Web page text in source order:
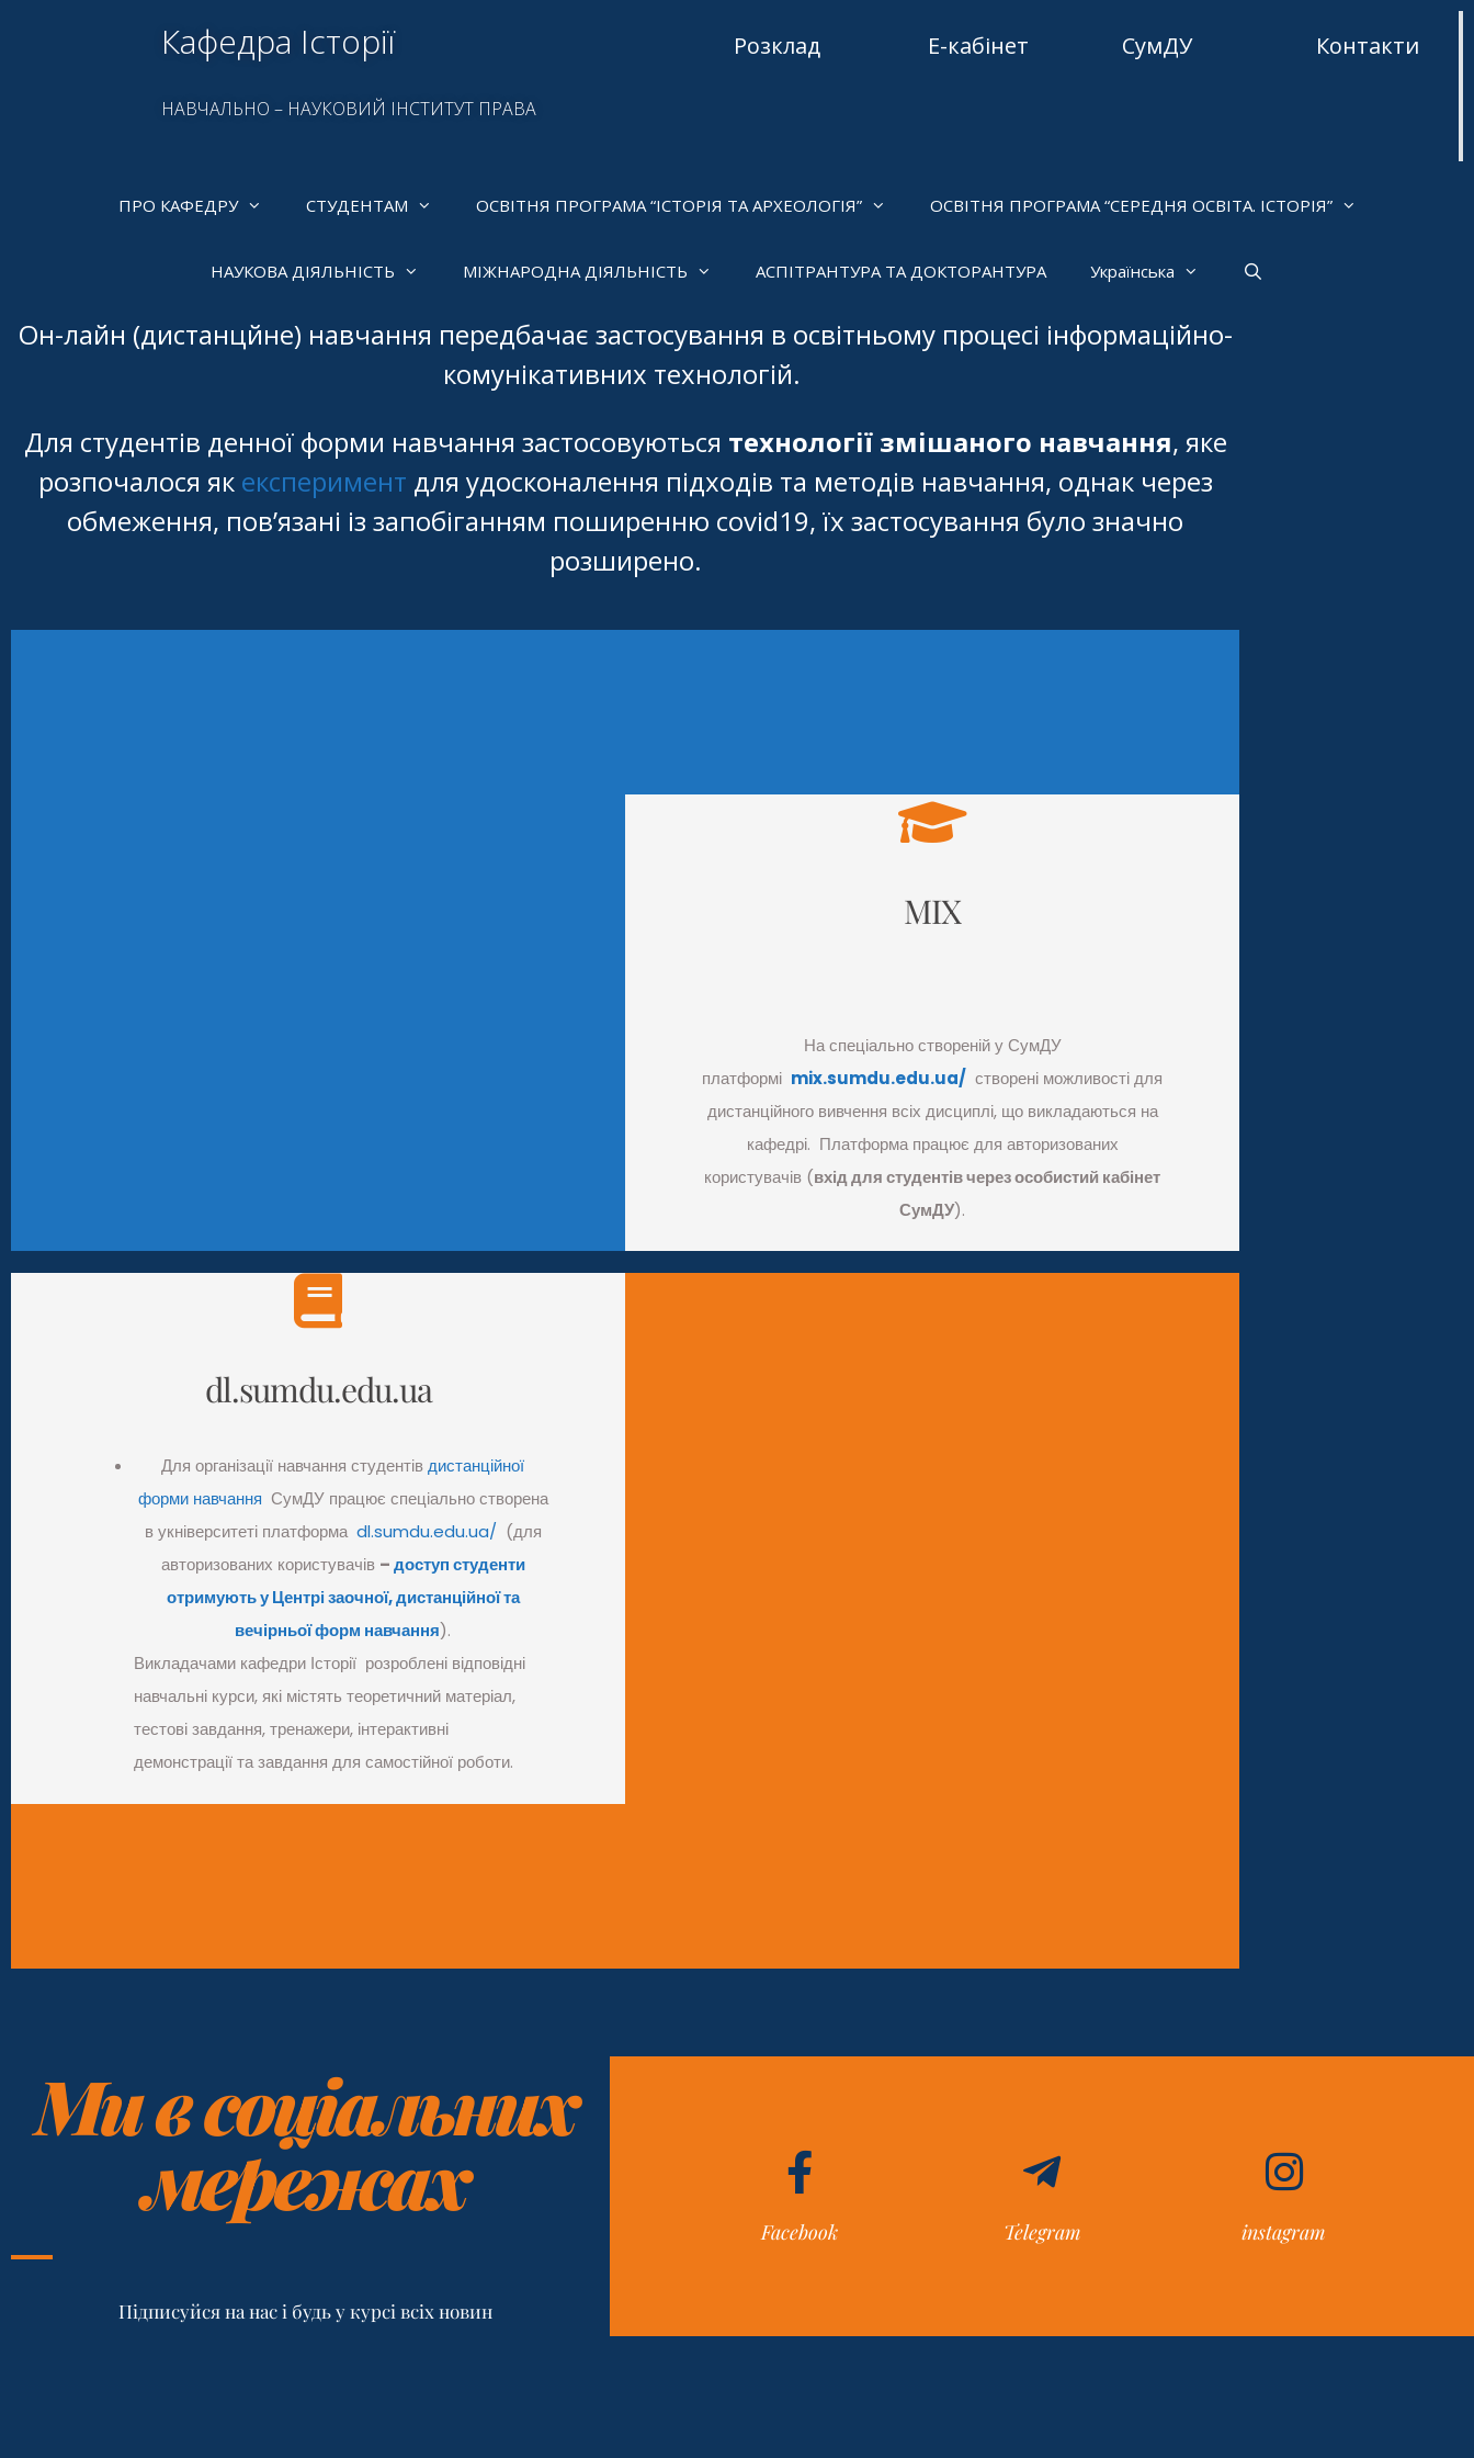
Кафедра Історії
НАВЧАЛЬНО – НАУКОВИЙ ІНСТИТУТ ПРАВА
Розклад Е-кабінет СумДУ Контакти
ПРО КАФЕДРУ СТУДЕНТАМ ОСВІТНЯ ПРОГРАМА “ІСТОРІЯ ТА АРХЕОЛОГІЯ” ОСВІТНЯ ПРОГРАМА “СЕРЕДНЯ ОСВІТА. ІСТОРІЯ”
НАУКОВА ДІЯЛЬНІСТЬ МІЖНАРОДНА ДІЯЛЬНІСТЬ АСПІТРАНТУРА ТА ДОКТОРАНТУРА Українська
Он-лайн (дистанцйне) навчання передбачає застосування в освітньому процесі інформаційно-
комунікативних технологій.
Для студентів денної форми навчання застосовуються технології змішаного навчання, яке
розпочалося як експеримент для удосконалення підходів та методів навчання, однак через
обмеження, пов’язані із запобіганням поширенню covid19, їх застосування було значно
розширено.
MIX
На спеціально створеній у СумДУ
платформі mix.sumdu.edu.ua/ створені можливості для
дистанційного вивчення всіх дисциплі, що викладаються на
кафедрі. Платформа працює для авторизованих
користувачів (вхід для студентів через особистий кабінет
СумДУ).
dl.sumdu.edu.ua
Для організації навчання студентівдистанційної
форми навчання СумДУ працює спеціально створена
в укніверситеті платформа dl.sumdu.edu.ua/ (для
авторизованих користувачів –доступ студенти
отримують у Центрі заочної, дистанційної та
вечірньої форм навчання).
Викладачами кафедри Історії розроблені відповідні
навчальні курси, які містять теоретичний матеріал,
тестові завдання, тренажери, інтерактивні
демонстрації та завдання для самостійної роботи.
Ми в соціальних
мережах
Підписуйся на нас і будь у курсі всіх новин
Facebook Telegram instagram